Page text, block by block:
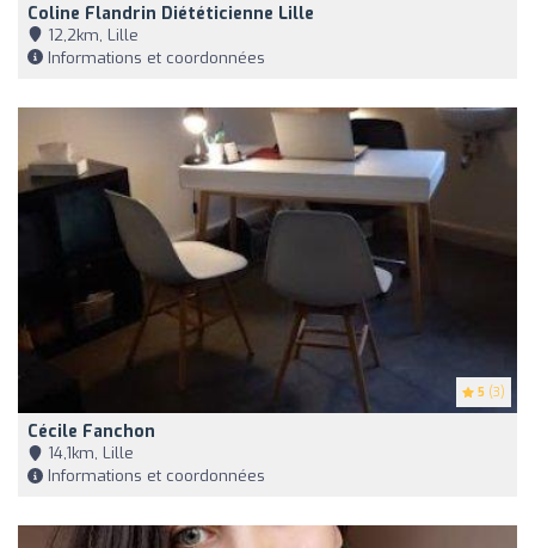
Coline Flandrin Diététicienne Lille
12,2km, Lille
Informations et coordonnées
5 (3)
Cécile Fanchon
14,1km, Lille
Informations et coordonnées